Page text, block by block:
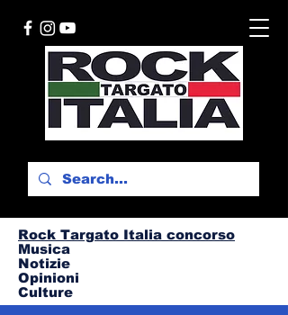
Rock Targato Italia concorso
Musica
Notizie
Opinioni
Culture